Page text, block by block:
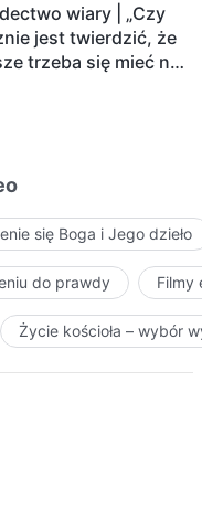
wiary | „Czy
jest twierdzić, że
trzeba się mieć na
się Boga i Jego dzieło
do prawdy Filmy
Życie kościoła – wybór